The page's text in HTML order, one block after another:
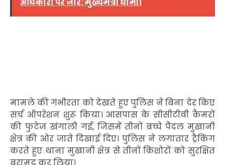
अधिकारों पर जोर: मुख्यमंत्री धामी।
मामले की गंभीरता को देखते हुए पुलिस ने बिना देर किए
सर्च ऑपरेशन शुरू किया। आसपास के सीसीटीवी कैमरों
की फुटेज खंगाली गई, जिसमें तीनों बच्चे पैदल मुखानी
क्षेत्र की ओर जाते दिखाई दिए। पुलिस ने लगातार ट्रैकिंग
करते हुए थाना मुखानी क्षेत्र से तीनों किशोरों को सुरक्षित
बरामद कर लिया।